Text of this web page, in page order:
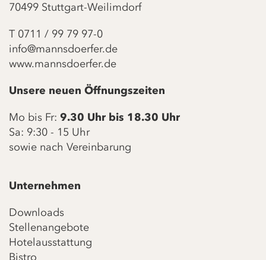
70499 Stuttgart-Weilimdorf
T 0711 / 99 79 97-0
info@mannsdoerfer.de
www.mannsdoerfer.de
Unsere neuen Öffnungszeiten
Mo bis Fr: 9.30 Uhr bis 18.30 Uhr
Sa: 9:30 - 15 Uhr
sowie nach Vereinbarung
Unternehmen
Downloads
Stellenangebote
Hotelausstattung
Bistro